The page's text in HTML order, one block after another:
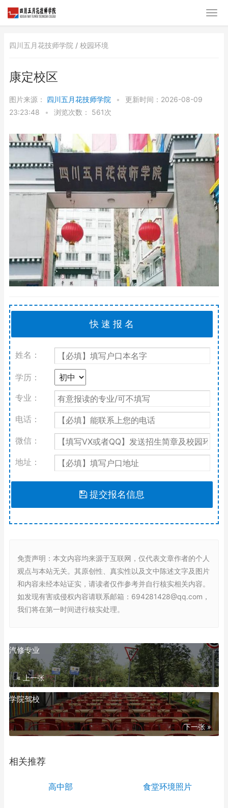
四川五月花技师学院 / 校园环境
康定校区
图片来源： 四川五月花技师学院 •
更新时间：2026-08-09
23:23:48
• 浏览次数： 561次
姓名：
学历：
专业：
电话：
微信：
地址：
提交报名信息
免责声明 ：本文内容均来源于互联网，仅代表文章作者的个人
观点与本站无关。其原创性、真实性以及文中陈述文字及图片
和内容未经本站证实，请读者仅作参考并自行核实相关内容。
如发现有害或侵权内容请联系邮箱：694281428@qq.com，
我们将在第一时间进行核实处理。
汽修专业
« 上一张
学院驾校
下一张 »
相关推荐